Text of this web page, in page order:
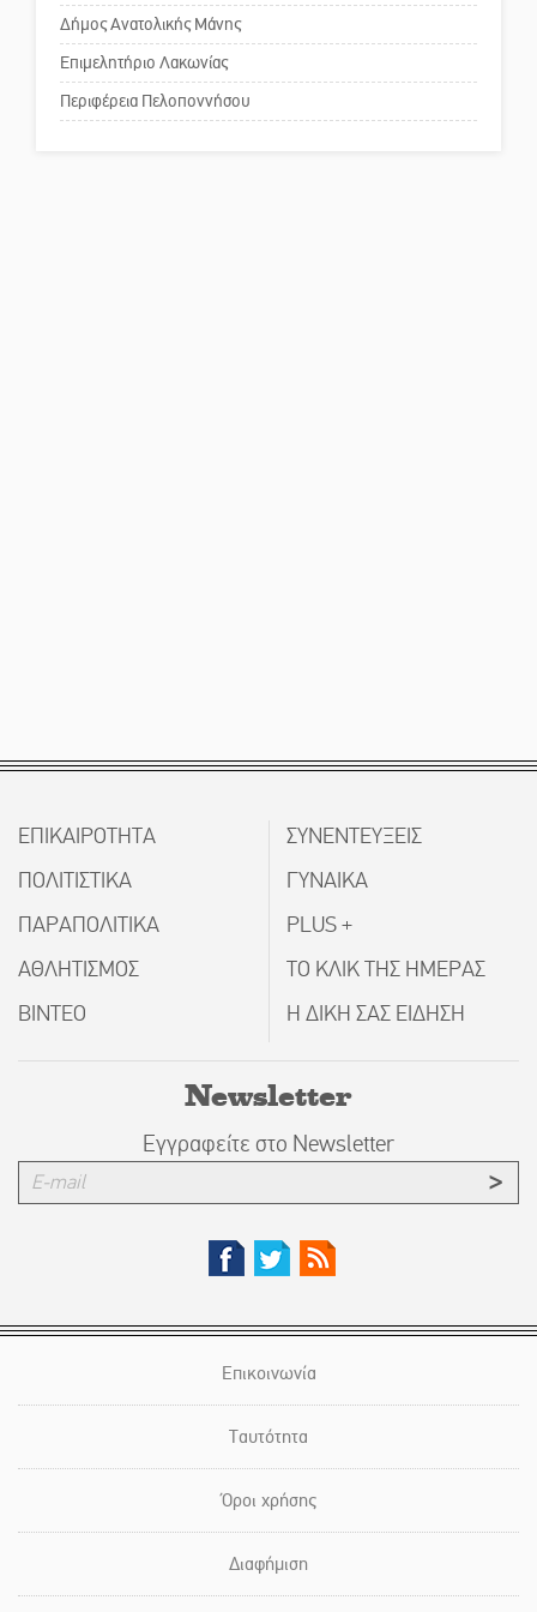
Το δικό σας σχόλιο: Παράδειγμα
κοινωνικής αναισθησίας
Δήμος Ανατολικής Μάνης
Επιμελητήριο Λακωνίας
Περιφέρεια Πελοποννήσου
ΕΠΙΚΑΙΡΟΤΗΤΑ
ΠΟΛΙΤΙΣΤΙΚΑ
ΠΑΡΑΠΟΛΙΤΙΚΑ
ΑΘΛΗΤΙΣΜΟΣ
ΒΙΝΤΕΟ
ΣΥΝΕΝΤΕΥΞΕΙΣ
ΓΥΝΑΙΚΑ
PLUS +
ΤΟ ΚΛΙΚ ΤΗΣ ΗΜΕΡΑΣ
Η ΔΙΚΗ ΣΑΣ ΕΙΔΗΣΗ
Newsletter
Εγγραφείτε στο Newsletter
Επικοινωνία
Ταυτότητα
Όροι χρήσης
Διαφήμιση